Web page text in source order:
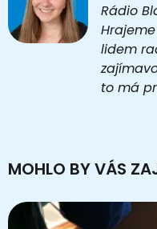
Rádio
lidem
to má
MOHLO BY VÁS